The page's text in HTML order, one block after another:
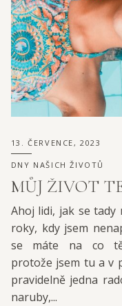
13. ČERVENCE, 2023
DNY NAŠICH ŽIVOTŮ
MŮJ ŽIVOT
Ahoj lidi, jak se tady
roky, kdy jsem
se máte na co
protože jsem tu a v
pravidelně jedna
naruby,...